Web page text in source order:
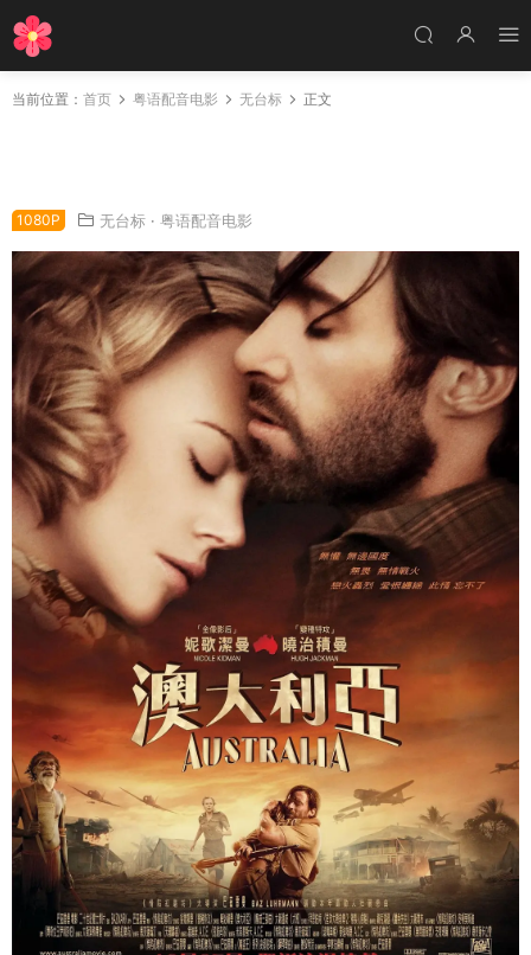
当前位置： 首页 粤语配音电影 无台标 正文
1080P 无台标 · 粤语配音电影